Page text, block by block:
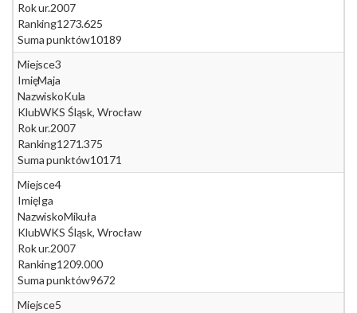
Rok ur.2007
Ranking1273.625
Suma punktów10189
Miejsce3
ImięMaja
NazwiskoKula
KlubWKS Śląsk, Wrocław
Rok ur.2007
Ranking1271.375
Suma punktów10171
Miejsce4
ImięIga
NazwiskoMikuła
KlubWKS Śląsk, Wrocław
Rok ur.2007
Ranking1209.000
Suma punktów9672
Miejsce5